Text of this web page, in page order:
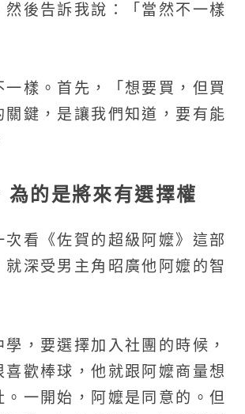
然後告訴我說：「當然不一樣
一樣。首先，「想要買，但買
關鍵，是讓我們知道，要有能
為的是將來有選擇權
次看《佐賀的超級阿嬤》這部
就深受男主角昭廣他阿嬤的智
，要選擇加入社團的時候，
喜歡棒球，他就跟阿嬤商量想
。一開始，阿嬤是同意的。但